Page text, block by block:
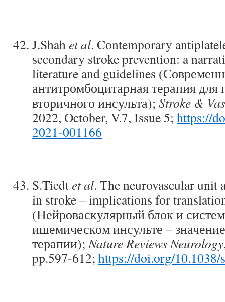
J.Shahet al. Contemporary
secondary stroke prevention: a
literature and guidelines
антитромбоцитарная терапия
вторичного инсульта); Stroke &
2022, October, V.7, Issue 5; https://
2021-001166
S.Tiedtet al. The neurovascular unit
in stroke – implications for
(Нейроваскулярный блок и
ишемическом инсульте –
терапии);Nature Reviews Neurology
pp.597-612; https://doi.org/